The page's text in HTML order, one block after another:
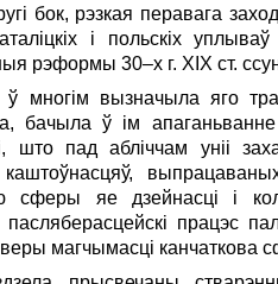
бок, рэзкая перавага
і польскіх
рэформы 30–х г. ХІХ ст.
ў многім вызначыла яго
бачыла ў ім
што пад абліччам уніі
каштоўнасцяў,
яе дзейнасці і
працэс
магчымасці канчаткова